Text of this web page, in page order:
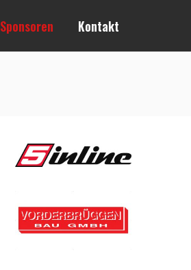
Sponsoren Kontakt